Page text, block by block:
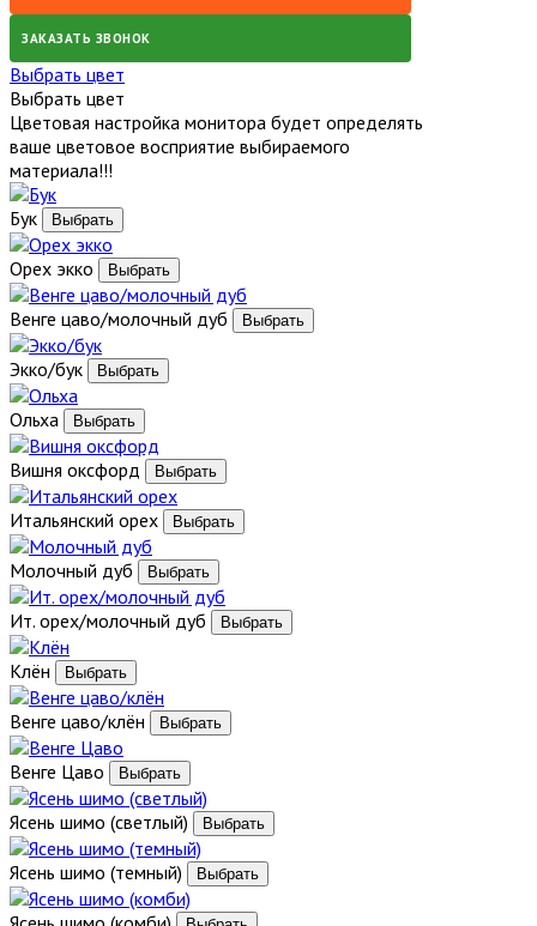
ЗАКАЗАТЬ ЗВОНОК
Выбрать цвет
Выбрать цвет
Цветовая настройка монитора будет определять
ваше цветовое восприятие выбираемого
материала!!!
Бук
Орех экко
Венге цаво/молочный дуб
Экко/бук
Ольха
Вишня оксфорд
Итальянский орех
Молочный дуб
Ит. орех/молочный дуб
Клён
Венге цаво/клён
Венге Цаво
Ясень шимо (светлый)
Ясень шимо (темный)